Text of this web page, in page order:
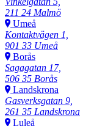
211 24 Malmö
Umeå
Kontaktvägen 1,
901 33 Umeå
Borås
Sagagatan 17,
506 35 Borås
Landskrona
Gasverksgatan 9,
261 35 Landskrona
Luleå